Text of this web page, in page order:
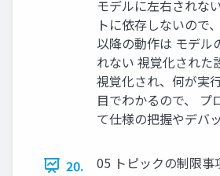
モデルに左右されな
トに依存しないので
以降の動作は モデル
れない 視覚化された
視覚化され、何が実
目でわかるので、 プ
て仕様の把握やデバ
20. 05 トピックの制限事